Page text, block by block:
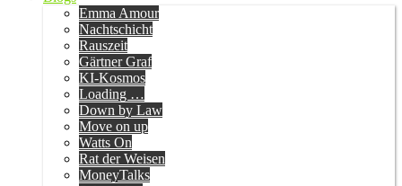
Emma Amour
Nachtschicht
Rauszeit
Gärtner Graf
KI-Kosmos
Loading …
Down by Law
Move on up
Watts On
Rat der Weisen
MoneyTalks